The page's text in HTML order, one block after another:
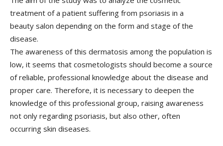
treatment of a patient suffering from psoriasis in a
beauty salon depending on the form and stage of the
disease.
The awareness of this dermatosis among the population is
low, it seems that cosmetologists should become a source
of reliable, professional knowledge about the disease and
proper care. Therefore, it is necessary to deepen the
knowledge of this professional group, raising awareness
not only regarding psoriasis, but also other, often
occurring skin diseases.